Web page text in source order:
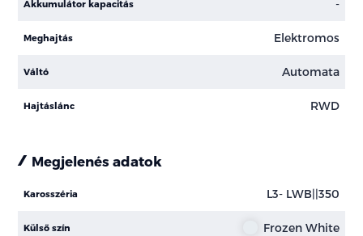
Akkumulátor kapacitás -
Meghajtás Elektromos
Váltó Automata
Hajtáslánc RWD
Megjelenés adatok
Karosszéria L3- LWB||350
Külső szín Frozen White